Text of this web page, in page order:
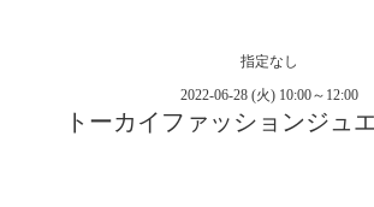
指定なし
2022-06-28 (火) 10:00～12:00
トーカイファッションジュ